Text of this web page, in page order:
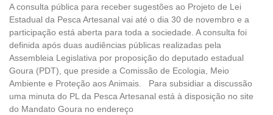
A consulta pública para receber sugestões ao Projeto de Lei
Estadual da Pesca Artesanal vai até o dia 30 de novembro e a
participação está aberta para toda a sociedade. A consulta foi
definida após duas audiências públicas realizadas pela
Assembleia Legislativa por proposição do deputado estadual
Goura (PDT), que preside a Comissão de Ecologia, Meio
Ambiente e Proteção aos Animais. Para subsidiar a discussão
uma minuta do PL da Pesca Artesanal está à disposição no site
do Mandato Goura no endereço